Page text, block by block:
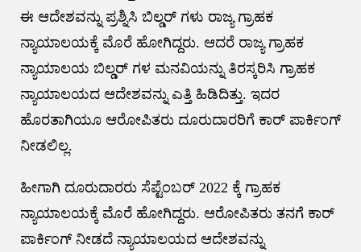
ಈ ಆದೇಶವನ್ನು ಪ್ರಶ್ನಿಸಿ ಬಿಲ್ಡರ್ ಗಳು ರಾಜ್ಯ ಗ್ರಾಹಕ
ನ್ಯಾಯಾಲಯಕ್ಕೆ ಮೊರೆ ಹೋಗಿದ್ದರು. ಆದರೆ ರಾಜ್ಯ ಗ್ರಾಹಕ
ನ್ಯಾಯಾಲಯ ಬಿಲ್ಡರ್ ಗಳ ಮನವಿಯನ್ನು ತಿರಸ್ಕರಿಸಿ ಗ್ರಾಹಕ
ನ್ಯಾಯಾಲಯದ ಆದೇಶವನ್ನು ಎತ್ತಿ ಹಿಡಿದಿತ್ತು. ಇದರ
ಹೊರತಾಗಿಯೂ ಆರೋಪಿತರು ದೂರುದಾರರಿಗೆ ಕಾರ್ ಪಾರ್ಕಿಂಗ್
ನೀಡಲಿಲ್ಲ.
ಹೀಗಾಗಿ ದೂರುದಾರರು ಸೆಪ್ಟೆಂಬರ್ 2022 ಕ್ಕೆ ಗ್ರಾಹಕ
ನ್ಯಾಯಾಲಯಕ್ಕೆ ಮೊರೆ ಹೋಗಿದ್ದರು. ಆರೋಪಿತರು ತನಗೆ ಕಾರ್
ಪಾರ್ಕಿಂಗ್ ನೀಡದೆ ನ್ಯಾಯಾಲಯದ ಆದೇಶವನ್ನು